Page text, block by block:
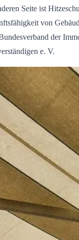
Seite ist
von
der
e. V.